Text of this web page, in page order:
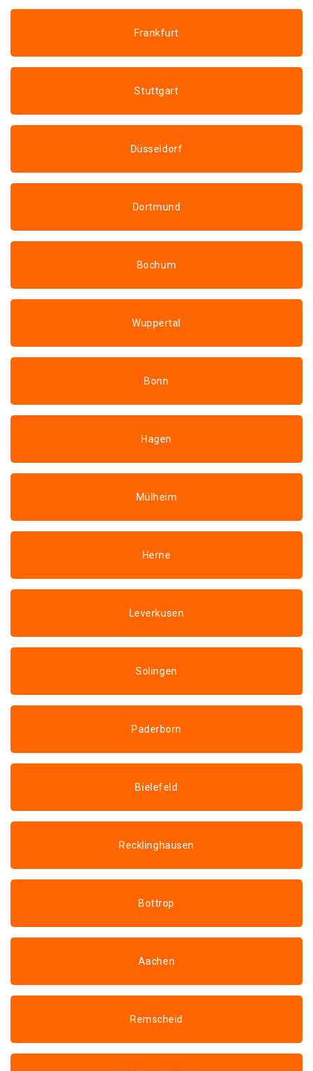
Frankfurt
Stuttgart
Düsseldorf
Dortmund
Bochum
Wuppertal
Bonn
Hagen
Mülheim
Herne
Leverkusen
Solingen
Paderborn
Bielefeld
Recklinghausen
Bottrop
Aachen
Remscheid